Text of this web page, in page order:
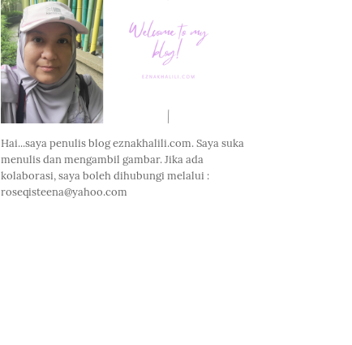
Hai...saya penulis blog eznakhalili.com. Saya suka
menulis dan mengambil gambar. Jika ada
kolaborasi, saya boleh dihubungi melalui :
roseqisteena@yahoo.com